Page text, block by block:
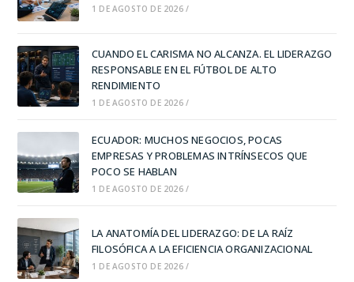
1 DE AGOSTO DE 2026 /
CUANDO EL CARISMA NO ALCANZA. EL LIDERAZGO
RESPONSABLE EN EL FÚTBOL DE ALTO
RENDIMIENTO
1 DE AGOSTO DE 2026 /
ECUADOR: MUCHOS NEGOCIOS, POCAS
EMPRESAS Y PROBLEMAS INTRÍNSECOS QUE
POCO SE HABLAN
1 DE AGOSTO DE 2026 /
LA ANATOMÍA DEL LIDERAZGO: DE LA RAÍZ
FILOSÓFICA A LA EFICIENCIA ORGANIZACIONAL
1 DE AGOSTO DE 2026 /